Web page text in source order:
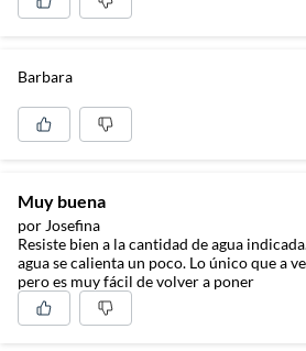
Barbara
Muy buena
por Josefina
Resiste bien a la cantidad de agua
agua se calienta un poco. Lo único que a
pero es muy fácil de volver a poner